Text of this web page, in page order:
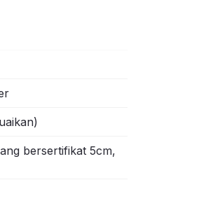
bersertifikat 5cm,